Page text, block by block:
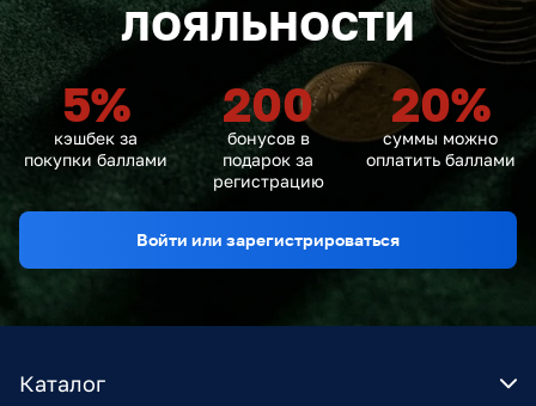
ЛОЯЛЬНОСТИ
5%
кэшбек за
покупки баллами
200
бонусов в
подарок за
регистрацию
20%
суммы можно
оплатить баллами
Войти или зарегистрироваться
Каталог